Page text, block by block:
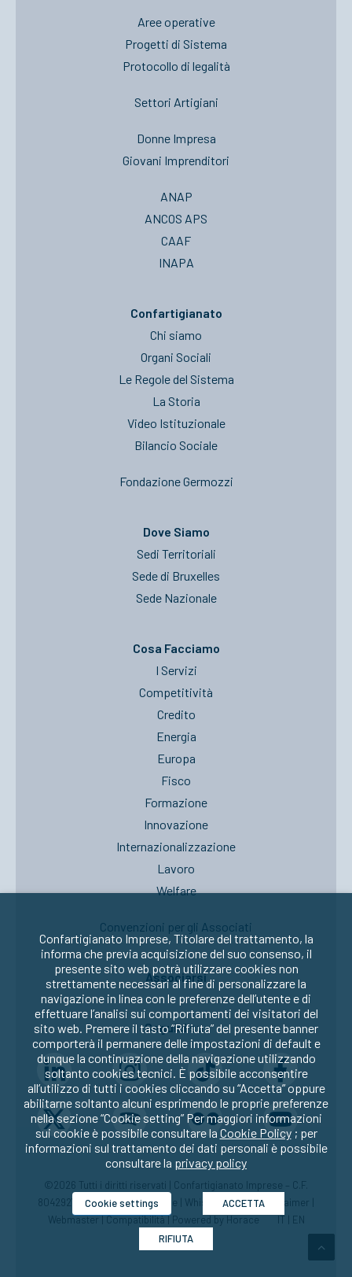
Aree operative
Progetti di Sistema
Protocollo di legalità
Settori Artigiani
Donne Impresa
Giovani Imprenditori
ANAP
ANCOS APS
CAAF
INAPA
Confartigianato
Chi siamo
Organi Sociali
Le Regole del Sistema
La Storia
Video Istituzionale
Bilancio Sociale
Fondazione Germozzi
Dove Siamo
Sedi Territoriali
Sede di Bruxelles
Sede Nazionale
Cosa Facciamo
I Servizi
Competitività
Credito
Energia
Europa
Fisco
Formazione
Innovazione
Internazionalizzazione
Lavoro
Welfare
Convenzioni per gli Associati
Associarsi
Seguici su:
©2026 Tutti i diritti riservati | Confartigianato Imprese – C.F.
80429270582 |Privacy|Cookie Whistleblowing|Disclaimer
Webmaster|Compatibilità| Powered by Horace IT EN
Confartigianato Imprese, Titolare del trattamento, la
informa che previa acquisizione del suo consenso, il
presente sito web potrà utilizzare cookies non
strettamente necessari al fine di personalizzare la
navigazione in linea con le preferenze dell’utente e di
effettuare l’analisi sui comportamenti dei visitatori del
sito web. Premere il tasto “Rifiuta” del presente banner
comporterà il permanere delle impostazioni di default e
dunque la continuazione della navigazione utilizzando
soltanto cookies tecnici. È possibile acconsentire
all’utilizzo di tutti i cookies cliccando su “Accetta” oppure
abilitarne soltanto alcuni esprimendo le proprie preferenze
nella sezione “Cookie setting” Per maggiori informazioni
sui cookie è possibile consultare la Cookie Policy; per
informazioni sul trattamento dei dati personali è possibile
consultare la privacy policy
Cookie settings ACCETTA
RIFIUTA